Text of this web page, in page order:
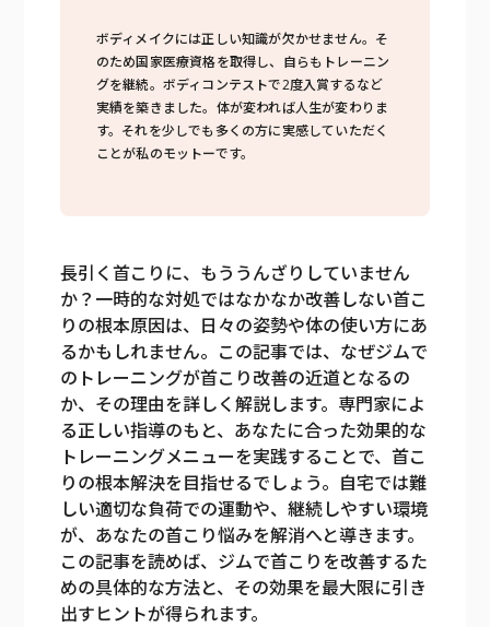
ボディメイクには正しい知識が欠かせません。そ
のため国家医療資格を取得し、自らもトレーニン
グを継続。ボディコンテストで2度入賞するなど
実績を築きました。体が変われば人生が変わりま
す。それを少しでも多くの方に実感していただく
ことが私のモットーです。
長引く首こりに、もううんざりしていません
か？一時的な対処ではなかなか改善しない首こ
りの根本原因は、日々の姿勢や体の使い方にあ
るかもしれません。この記事では、なぜジムで
のトレーニングが首こり改善の近道となるの
か、その理由を詳しく解説します。専門家によ
る正しい指導のもと、あなたに合った効果的な
トレーニングメニューを実践することで、首こ
りの根本解決を目指せるでしょう。自宅では難
しい適切な負荷での運動や、継続しやすい環境
が、あなたの首こり悩みを解消へと導きます。
この記事を読めば、ジムで首こりを改善するた
めの具体的な方法と、その効果を最大限に引き
出すヒントが得られます。